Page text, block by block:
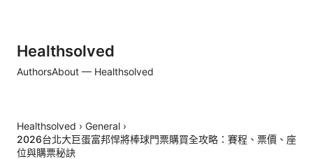
Healthsolved
AuthorsAbout — Healthsolved
Healthsolved › General ›
2026台北大巨蛋富邦悍將棒球門票購買全攻略：賽程、票價、座
位與購票秘訣